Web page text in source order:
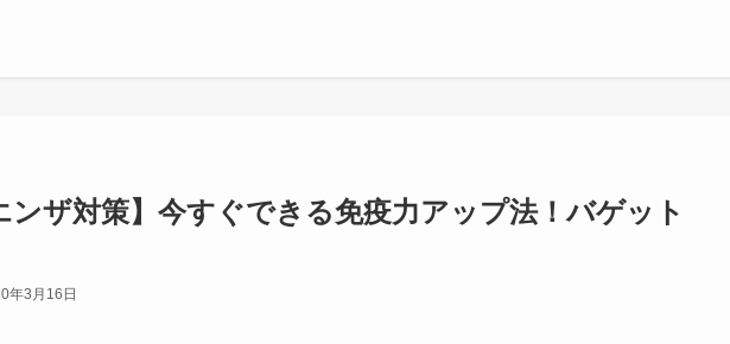
ンザ対策】今すぐできる免疫力アップ法！バゲット
年3月16日